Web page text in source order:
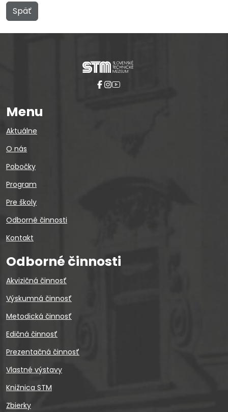
Späť
Menu
Aktuálne
O nás
Pobočky
Program
Pre školy
Odborné činnosti
Kontakt
Odborné činnosti
Akvizičná činnosť
Výskumná činnosť
Metodická činnosť
Edičná činnosť
Prezentačná činnosť
Vlastné výstavy
Knižnica STM
Zbierky